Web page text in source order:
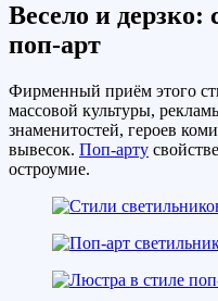
Весело и дерзко:
поп-арт
Фирменный приём этого
массовой культуры,
знаменитостей, героев
вывесок. Поп-арту
остроумие.